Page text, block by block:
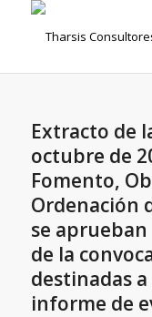
Extracto de
octubre de
Fomento,
Ordenación
se
de la
destinadas
informe de